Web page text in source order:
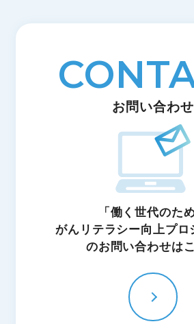
お問い合わせ
「働く世代のた
がんリテラシー向上プロ
のお問い合わせは